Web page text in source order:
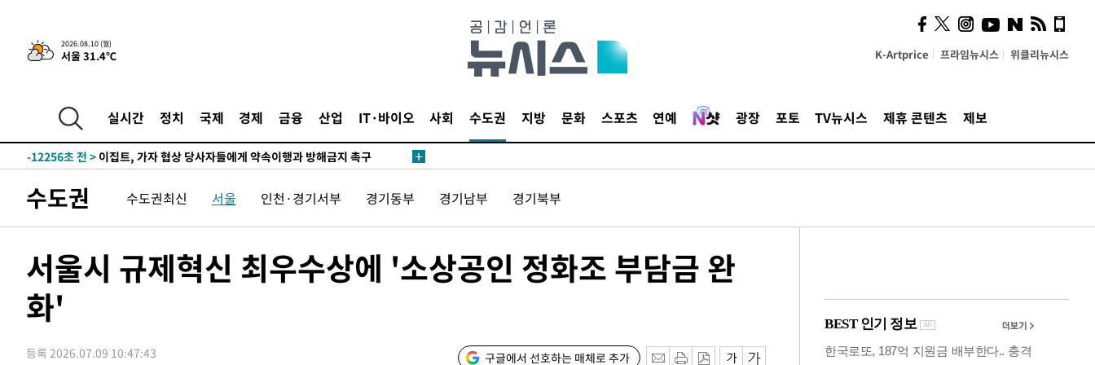
2026.08.10 (월)
서울 31.4℃ K-Artprice 프라임뉴시스 위클리뉴시스
실시간 정치 국제 경제 금융 산업 IT·바이오 사회 수도권 지방 문화 스포츠 연예 광장 포토 TV뉴시스 제휴 콘텐츠 제보
-18631초 전 >[속보]코스피, 47.56포인트(0.76%) 오른 6306.33 개장
-17067초 전 >[속보]지하철 1호선 상행선 용산역 무정차 통과…"집회·시위"
-14040초 전 >
파키스탄 보안군, 대 테러작전으로 남서부의 무장세력 소탕전..15
-12587초 전 >
-12256초 전 > 이집트, 가자 협상 당사자들에게 약속이행과 방해금지 촉구
-23153초 전 >
[속보]'전장연 시위' 1호선 용산역 상행선 무정차 통과 종료
-21631초 전 >[속보]코스닥 지수 5%대 급등에 '매수 사이드카' 발동
-18655초 전 >[속보]코스닥, 8.85포인트(1.11%) 오른 807.66 개장
-18651초 전 >
-17087초 전 >
-14060초 전 >파키스탄 보안군, 대 테러작전으로 남서부의 무장세력 소탕전..15
수도권 수도권최신 서울 인천·경기서부 경기동부 경기남부 경기북부
서울시 규제혁신 최우수상에 '소상공인 정화조 부담금 완
화'
등록 2026.07.09 10:47:43 구글에서 선호하는 매체로 추가
잃은 청년 다시 일으킨 카누
[당신 옆 장애인]